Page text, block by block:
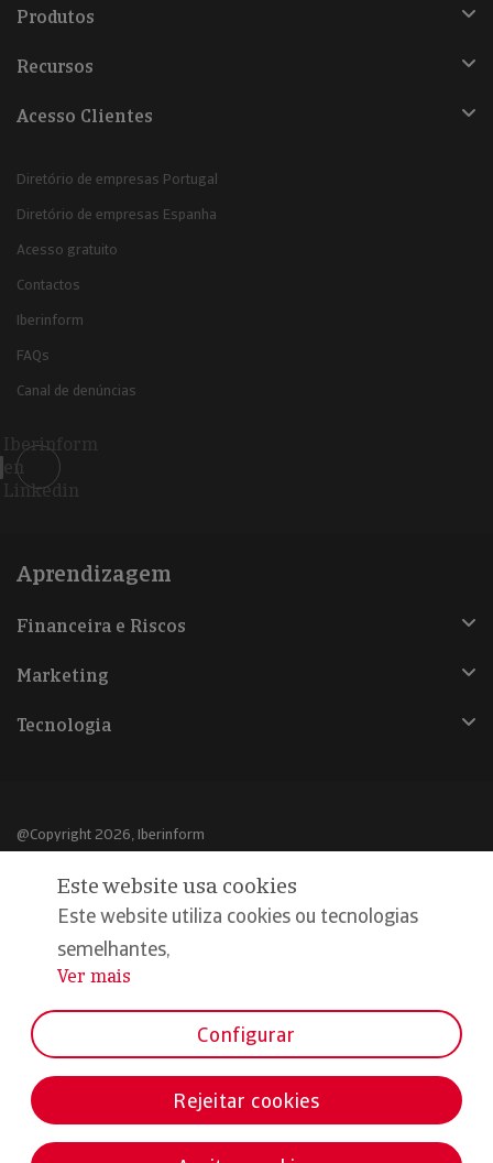
Produtos
Recursos
Acesso Clientes
Diretório de empresas Portugal
Diretório de empresas Espanha
Acesso gratuito
Contactos
Iberinform
FAQs
Canal de denúncias
Iberinform
en
Linkedin
Aprendizagem
Financeira e Riscos
Marketing
Tecnologia
@Copyright 2026, Iberinform
Aviso legal
Política de cookies
Declaração de privacidade
Este website usa cookies
Este website utiliza cookies ou tecnologias
semelhantes,
...
Ver mais
Configurar
Rejeitar cookies